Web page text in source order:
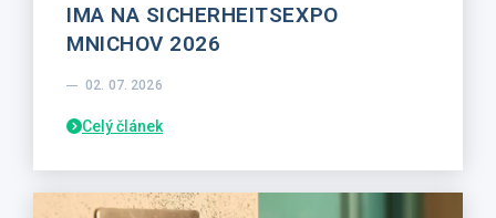
IMA NA SICHERHEITSEXPO
MNICHOV 2026
02. 07. 2026
Celý článek